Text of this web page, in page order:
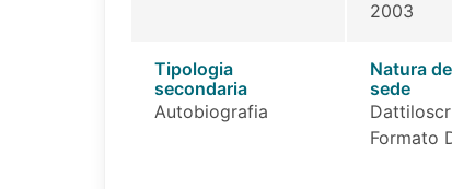
2003
Tipologia
secondaria
Autobiografia
Natura
sede
Formato